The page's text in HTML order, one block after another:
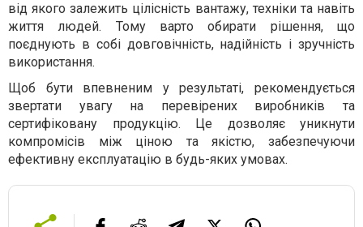
від якого залежить цілісність вантажу, техніки та навіть
життя людей. Тому варто обирати рішення, що
поєднують в собі довговічність, надійність і зручність
використання.
Щоб бути впевненим у результаті, рекомендується
звертати увагу на перевірених виробників та
сертифіковану продукцію. Це дозволяє уникнути
компромісів між ціною та якістю, забезпечуючи
ефективну експлуатацію в будь-яких умовах.